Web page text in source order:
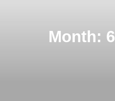
オーナー様Month: